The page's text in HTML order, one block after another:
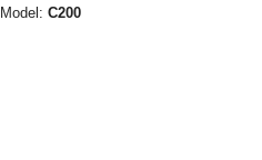
Model: C200